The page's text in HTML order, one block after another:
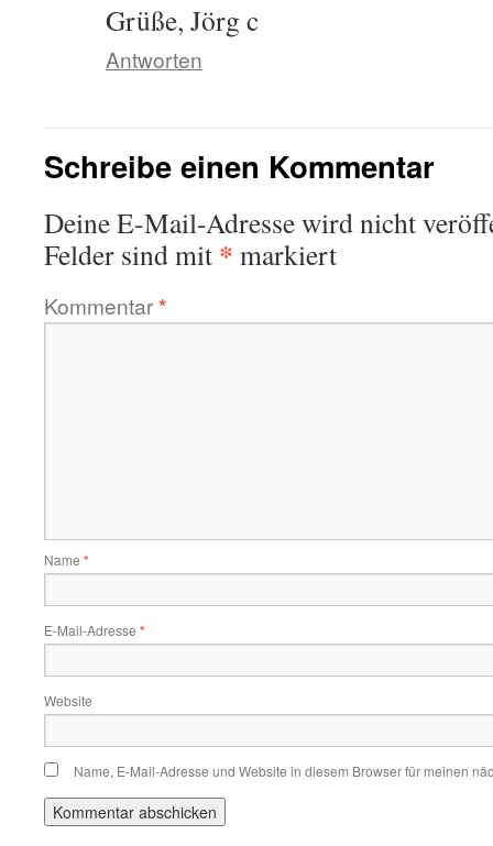
Grüße, Jörg c
Antworten
Schreibe einen Kommentar
Deine E-Mail-Adresse wird nicht
Felder sind mit * markiert
Kommentar*
Name *
E-Mail-Adresse *
Website
Name, E-Mail-Adresse und Website in diesem Browser für meinen